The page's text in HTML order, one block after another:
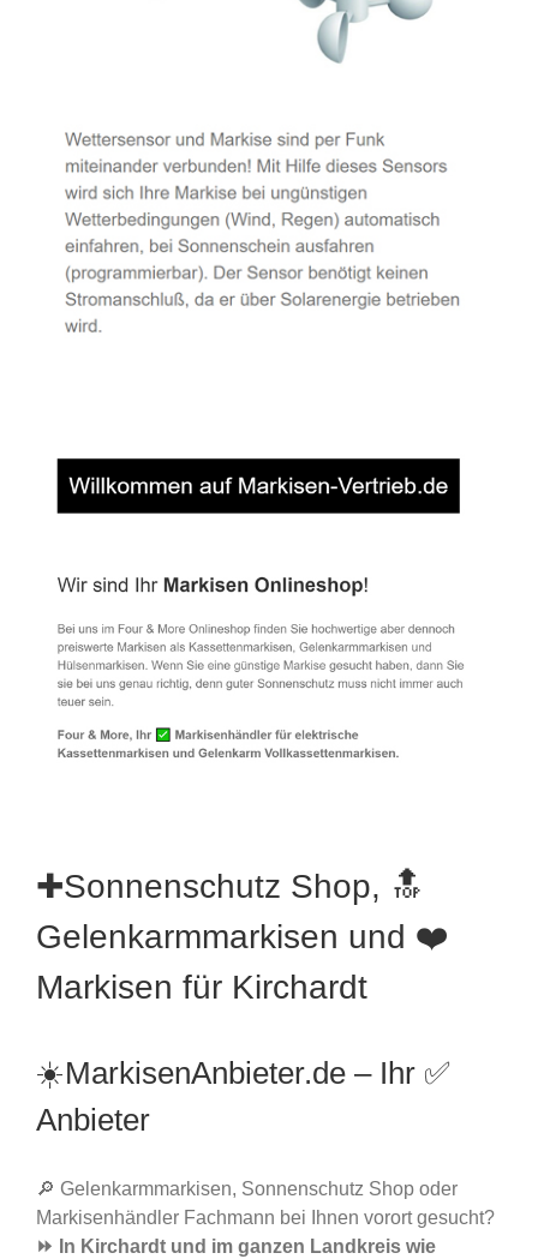
✚Sonnenschutz Shop, 🔝
Gelenkarmmarkisen und ❤️
Markisen für Kirchardt
☀️MarkisenAnbieter.de – Ihr ✅
Anbieter
🔎 Gelenkarmmarkisen, Sonnenschutz Shop oder
Markisenhändler Fachmann bei Ihnen vorort gesucht?
⏩ In Kirchardt und im ganzen Landkreis wie